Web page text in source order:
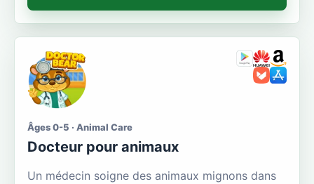
Âges 0-5 · Animal Care
Docteur pour animaux
Un médecin soigne des animaux mignons dans